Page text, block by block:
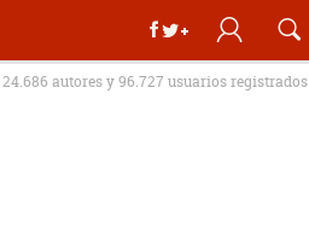
24.686 autores y 96.727 usuarios registrados